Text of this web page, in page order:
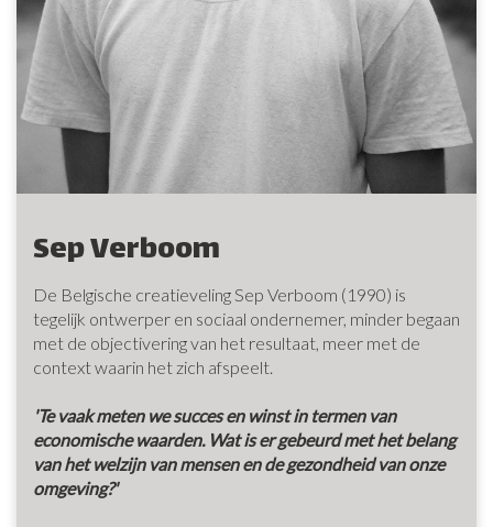
Sep Verboom
De Belgische creatieveling Sep Verboom (1990) is
tegelijk ontwerper en sociaal ondernemer, minder begaan
met de objectivering van het resultaat, meer met de
context waarin het zich afspeelt.
'Te vaak meten we succes en winst in termen van
economische waarden. Wat is er gebeurd met het belang
van het welzijn van mensen en de gezondheid van onze
omgeving?'